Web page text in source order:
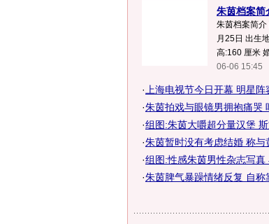
朱茵档案简
朱茵档案简
月25日 出生
高:160 厘米
06-06 15:45
· 上海电视节今日开幕 明星
·朱茵拍戏与眼镜男拥抱痛哭
·组图:朱茵大嚼超分量汉堡
·朱茵暂时没有考虑结婚 称与
·组图:性感朱茵男性杂志写真
·朱茵脾气暴躁情绪反复 自称